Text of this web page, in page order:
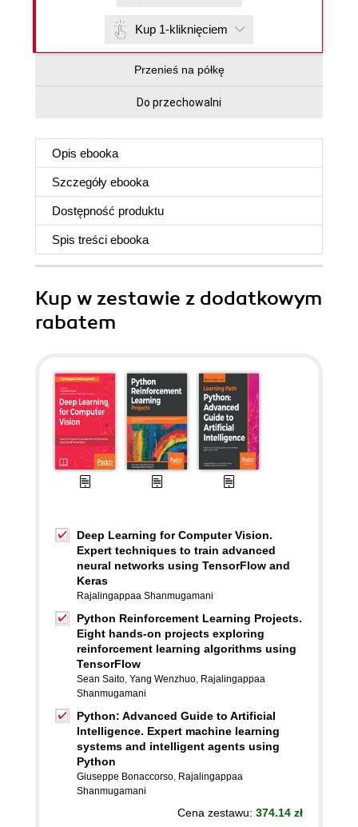
Kup 1-kliknięciem
Przenieś na półkę
Do przechowalni
Opis ebooka
Szczegóły ebooka
Dostępność produktu
Spis treści ebooka
Kup w zestawie z dodatkowym
rabatem
Deep Learning for Computer Vision.
Expert techniques to train advanced
neural networks using TensorFlow and
Keras
Rajalingappaa Shanmugamani
Python Reinforcement Learning Projects.
Eight hands-on projects exploring
reinforcement learning algorithms using
TensorFlow
Sean Saito, Yang Wenzhuo, Rajalingappaa
Shanmugamani
Python: Advanced Guide to Artificial
Intelligence. Expert machine learning
systems and intelligent agents using
Python
Giuseppe Bonaccorso, Rajalingappaa
Shanmugamani
Cena zestawu: 374.14 zł